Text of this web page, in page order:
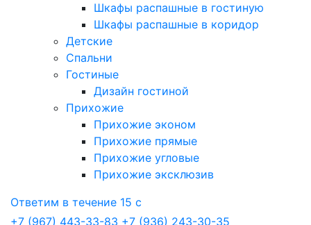
Шкафы распашные в гостиную
Шкафы распашные в коридор
Детские
Спальни
Гостиные
Дизайн гостиной
Прихожие
Прихожие эконом
Прихожие прямые
Прихожие угловые
Прихожие эксклюзив
Ответим в течение 15 с
+7 (967) 443-33-83 +7 (936) 243-30-35